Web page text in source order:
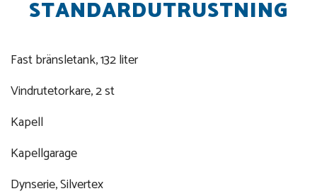
STANDARDUTRUSTNING
Fast bränsletank, 132 liter
Vindrutetorkare, 2 st
Kapell
Kapellgarage
Dynserie, Silvertex